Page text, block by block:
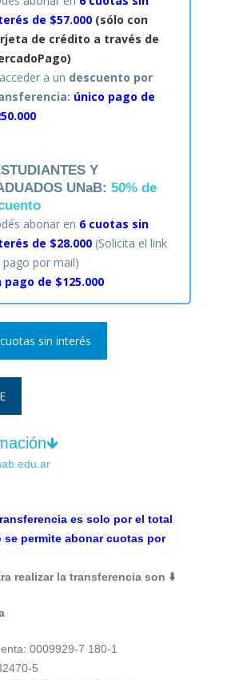
de $57.000 (sólo con
de crédito a través de
a un descuento por
único pago de
Y
UNaB: 50% de
abonar en 6 cuotas sin
de $28.000 (Solicita el link
pago por mail)
pago de $125.000
sin interés
es solo por el total
se permite abonar cuotas por
realizar la transferencia son ⬇️
0009929-7 180-1
5